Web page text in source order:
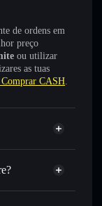
de ordens em
preço
ou utilizar
as tuas
CASH.